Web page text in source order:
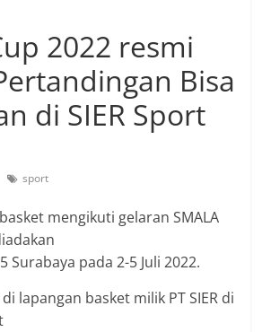
2022 resmi
Bisa
di SIER Sport
sport
mengikuti gelaran SMALA
Surabaya pada 2-5 Juli 2022.
lapangan basket milik PT SIER di